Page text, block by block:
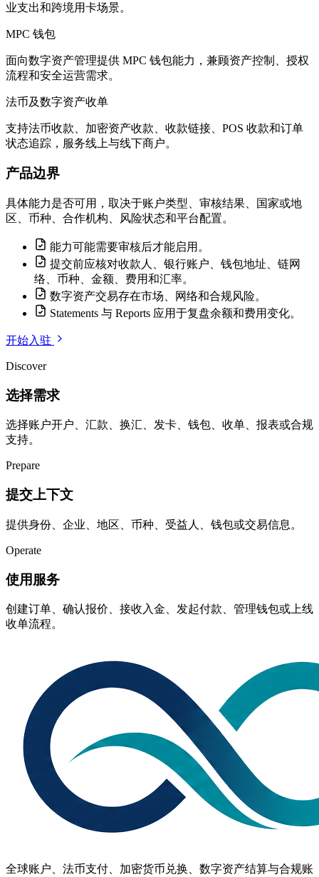
业支出和跨境用卡场景。
MPC 钱包
面向数字资产管理提供 MPC 钱包能力，兼顾资产控制、授权
流程和安全运营需求。
法币及数字资产收单
支持法币收款、加密资产收款、收款链接、POS 收款和订单
状态追踪，服务线上与线下商户。
产品边界
具体能力是否可用，取决于账户类型、审核结果、国家或地
区、币种、合作机构、风险状态和平台配置。
能力可能需要审核后才能启用。
提交前应核对收款人、银行账户、钱包地址、链网
络、币种、金额、费用和汇率。
数字资产交易存在市场、网络和合规风险。
Statements 与 Reports 应用于复盘余额和费用变化。
开始入驻
Discover
选择需求
选择账户开户、汇款、换汇、发卡、钱包、收单、报表或合规
支持。
Prepare
提交上下文
提供身份、企业、地区、币种、受益人、钱包或交易信息。
Operate
使用服务
创建订单、确认报价、接收入金、发起付款、管理钱包或上线
收单流程。
全球账户、法币支付、加密货币兑换、数字资产结算与合规账